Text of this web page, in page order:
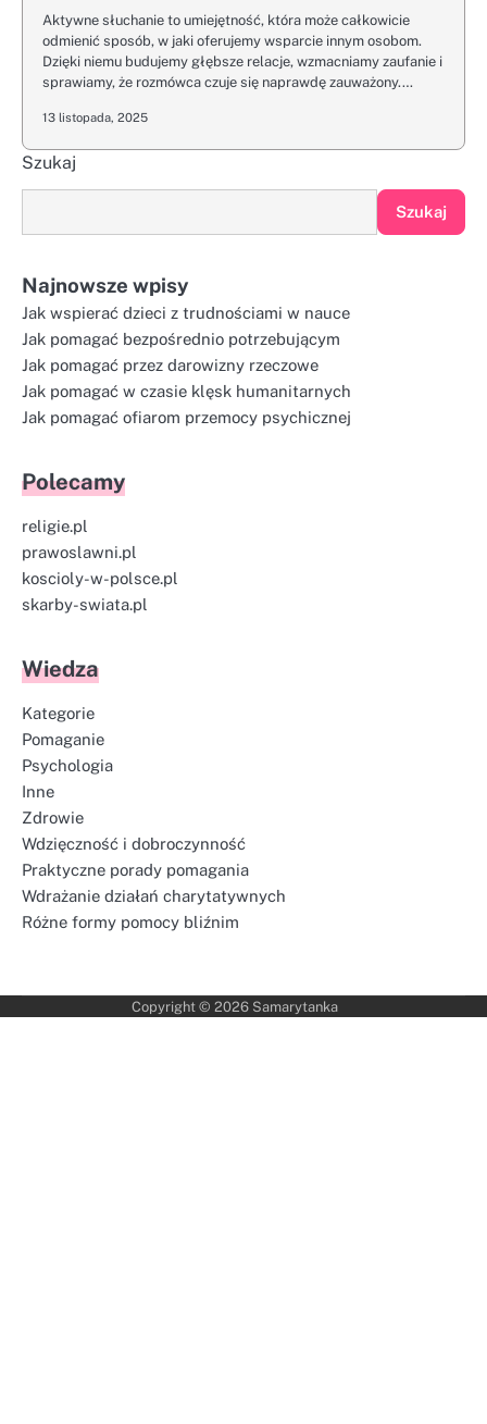
Aktywne słuchanie to umiejętność, która może całkowicie
odmienić sposób, w jaki oferujemy wsparcie innym osobom.
Dzięki niemu budujemy głębsze relacje, wzmacniamy zaufanie i
sprawiamy, że rozmówca czuje się naprawdę zauważony.…
13 listopada, 2025
Szukaj
Szukaj
Najnowsze wpisy
Jak wspierać dzieci z trudnościami w nauce
Jak pomagać bezpośrednio potrzebującym
Jak pomagać przez darowizny rzeczowe
Jak pomagać w czasie klęsk humanitarnych
Jak pomagać ofiarom przemocy psychicznej
Polecamy
religie.pl
prawoslawni.pl
koscioly-w-polsce.pl
skarby-swiata.pl
Wiedza
Kategorie
Pomaganie
Psychologia
Inne
Zdrowie
Wdzięczność i dobroczynność
Praktyczne porady pomagania
Wdrażanie działań charytatywnych
Różne formy pomocy bliźnim
Copyright © 2026 Samarytanka